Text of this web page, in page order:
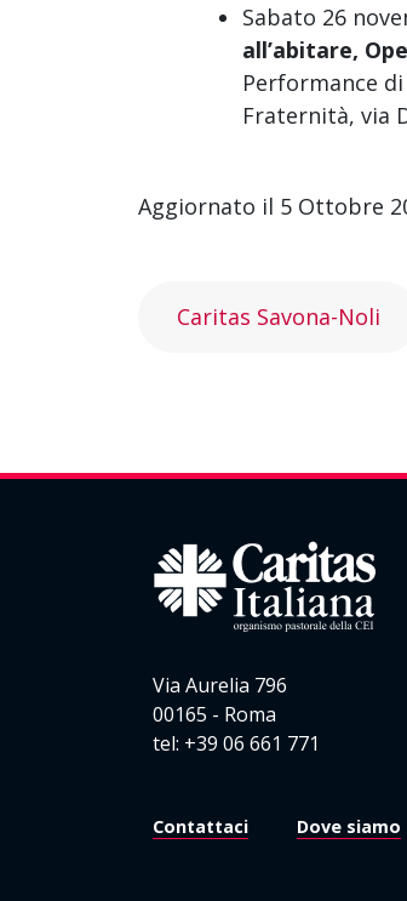
Sabato 26
all’abitare,
Performance
Fraternità, via
Aggiornato il 5 Ottobre
Caritas Savona-Noli
Via Aurelia 796
00165 - Roma
tel: +39 06 661 771
Contattaci Dove siamo